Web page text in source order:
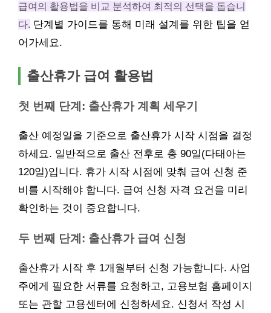
급여의 활용법을 비교 분석하여 최적의 선택을 돕습니
다. 단계별 가이드를 통해 미래 설계를 위한 팁을 얻
어가세요.
출산휴가 급여 활용법
첫 번째 단계: 출산휴가 계획 세우기
출산 예정일을 기준으로 출산휴가 시작 시점을 결정
하세요. 일반적으로 출산 전후로 총 90일(다태아는
120일)입니다. 휴가 시작 시점에 맞춰 급여 신청 준
비를 시작해야 합니다. 급여 신청 자격 요건을 미리
확인하는 것이 중요합니다.
두 번째 단계: 출산휴가 급여 신청
출산휴가 시작 후 1개월부터 신청 가능합니다. 사업
주에게 필요한 서류를 요청하고, 고용보험 홈페이지
또는 관할 고용센터에 신청하세요. 신청서 작성 시